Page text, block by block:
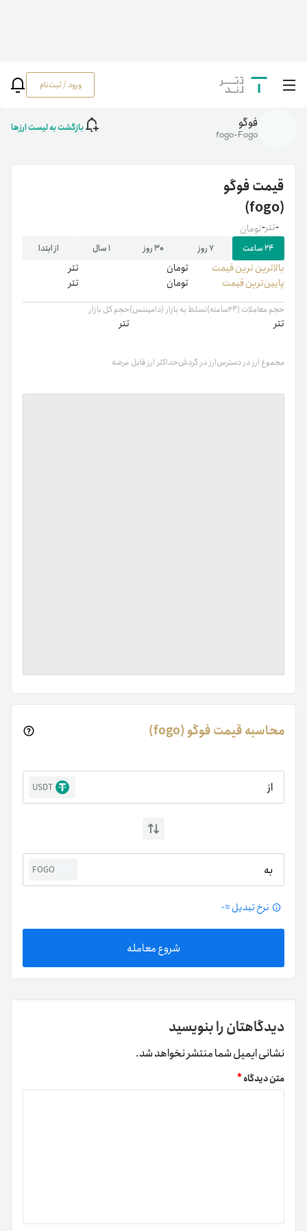
ورود / ثبت‌نام خانه رمزارزها/
fogo
فوگو
fogo-Fogo
بازگشت به لیست ارزها
قیمتفوگو
(fogo)
-تومان -تتر
۲۴ ساعت ۷ روز ۳۰ روز ۱ سال از ابتدا
بالاترین ‌ترین قیمت تومان
تتر
پایین‌ترین قیمت
تومان تتر
حجم معاملات (۲۴ساعته)
تتر
تسلط به بازار (دامیننس)حجم کل بازار
تتر
مجموع ارز در دسترسارز در گردشحداکثر ارز قابل عرضه
محاسبه قیمت فوگو (fogo)
از USDT
به FOGO
نرخ تبدیل ≈-
شروع معامله
دیدگاهتان را بنویسید
نشانی ایمیل شما منتشر نخواهد شد.
متن دیدگاه*